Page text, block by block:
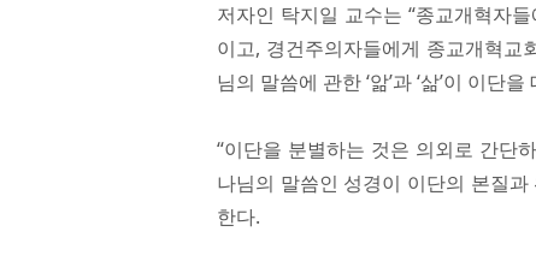
저자인 탁지일 교수는 “종교개혁자
이고, 경건주의자들에게 종교개혁교
님의 말씀에 관한 ‘앎’과 ‘삶’이 이단
“이단을 분별하는 것은 의외로 간단
나님의 말씀인 성경이 이단의 본질
한다.